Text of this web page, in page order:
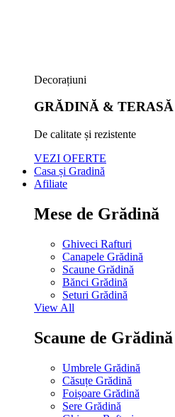
Decorațiuni
GRĂDINĂ & TERASĂ
De calitate și rezistente
VEZI OFERTE
Casa și Gradină
Afiliate
Mese de Grădină
Ghiveci Rafturi
Canapele Grădină
Scaune Grădină
Bănci Grădină
Seturi Grădină
View All
Scaune de Grădină
Umbrele Grădină
Căsuțe Grădină
Foișoare Grădină
Sere Grădină